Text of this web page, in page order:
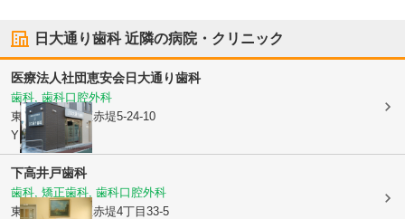
日大通り歯科近隣の病院・クリニック
医療法人社団恵安会日大通り歯科
歯科, 歯科口腔外科
東京都世田谷区赤堤5-24-10
YB赤堤1F
下高井戸歯科
歯科, 矯正歯科, 歯科口腔外科
東京都世田谷区赤堤4丁目33-5